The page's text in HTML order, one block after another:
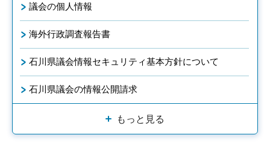
議会の個人情報
海外行政調査報告書
石川県議会情報セキュリティ基本方針について
石川県議会の情報公開請求
もっと見る